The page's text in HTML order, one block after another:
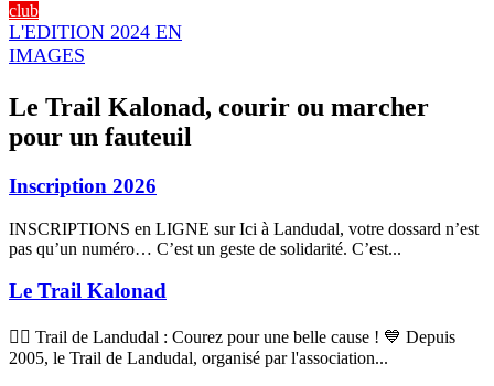
club
L'EDITION 2024 EN
IMAGES
Le Trail Kalonad, courir ou marcher
pour un fauteuil
Inscription 2026
INSCRIPTIONS en LIGNE sur Ici à Landudal, votre dossard n’est
pas qu’un numéro… C’est un geste de solidarité. C’est...
Le Trail Kalonad
🏃‍♂️ Trail de Landudal : Courez pour une belle cause ! 💙 Depuis
2005, le Trail de Landudal, organisé par l'association...